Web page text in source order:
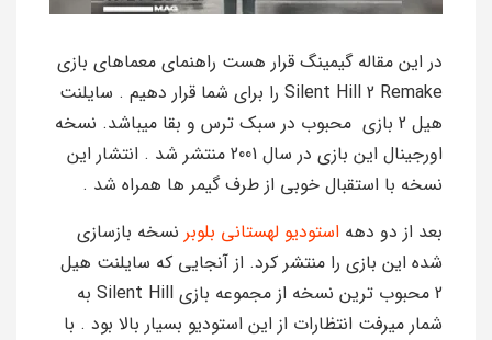
در این مقاله گیمینگ قرار هست راهنمای معماهای بازی
Silent Hill 2 Remake را برای شما قرار دهیم . سایلنت
هیل 2 بازی محبوب در سبک ترس و بقا میباشد. نسخه
اورجینال این بازی در سال 2001 منتشر شد . انتشار این
نسخه با استقبال خوبی از طرف گیمر ها همراه شد .
بعد از دو دهه استودیو لهستانی بلوبر نسخه بازسازی
شده این بازی را منتشر کرد. از آنجایی که سایلنت هیل
2 محبوب ترین نسخه از مجموعه بازی Silent Hill به
شمار میرفت انتظارات از این استودیو بسیار بالا بود . با